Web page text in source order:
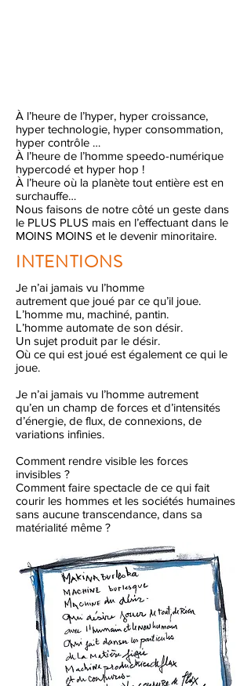
À l’heure de l’hyper, hyper croissance,
hyper technologie, hyper consommation,
hyper contrôle …
À l’heure de l’homme speedo-numérique
hypercodé et hyper hop !
À l’heure où la planète tout entière est en
surchauffe…
Nous faisons de notre côté un geste dans
le PLUS PLUS mais en l’effectuant dans le
MOINS MOINS et le devenir minoritaire.
INTENTIONS
Je n’ai jamais vu l’homme
autrement que joué par ce qu’il joue.
L’homme mu, machiné, pantin.
L’homme automate de son désir.
Un sujet produit par le désir.
Où ce qui est joué est également ce qui le
joue.
Je n’ai jamais vu l’homme autrement
qu’en un champ de forces et d’intensités
d’énergie, de flux, de connexions, de
variations infinies.
Comment rendre visible les forces
invisibles ?
Comment faire spectacle de ce qui fait
courir les hommes et les sociétés humaines
sans aucune transcendance, dans sa
matérialité même ?